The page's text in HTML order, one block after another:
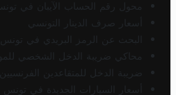
محول رقم الحساب الآيبان في تونس
أسعار صرف الدينار التونسي
البحث عن الرمز البريدي في تونس
محاكي ضريبة الدخل الشخصي
ضريبة الدخل للمتقاعدين
أسعار السيارات الجديدة في تونس